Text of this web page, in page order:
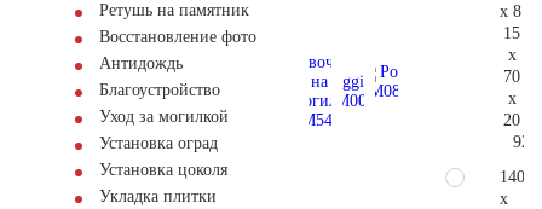
Ретушь на памятник
Восстановление фото
Антидождь
Благоустройство
Уход за могилкой
Установка оград
Установка цоколя
Укладка плитки
x 8
15
x
70
x
20
140
x